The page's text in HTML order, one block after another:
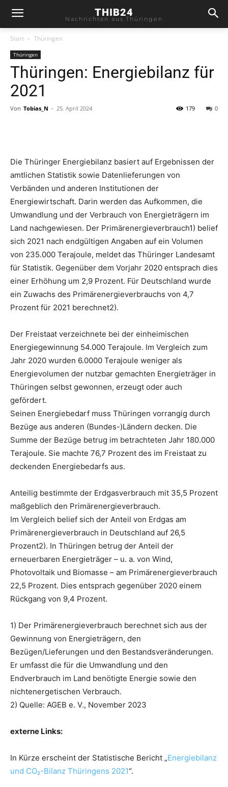
THIB24
Nachrichten aus Thüringen
Start Thüringen
Thüringen
Thüringen: Energiebilanz für
2021
Von Tobias_N - 25. April 2024 0
179
Die Thüringer Energiebilanz basiert auf Ergebnissen der
amtlichen Statistik sowie Datenlieferungen von
Verbänden und anderen Institutionen der
Energiewirtschaft. Darin werden das Aufkommen, die
Umwandlung und der Verbrauch von Energieträgern im
Land nachgewiesen. Der Primärenergieverbrauch1) belief
sich 2021 nach endgültigen Angaben auf ein Volumen
von 235.000 Terajoule, meldet das Thüringer Landesamt
für Statistik. Gegenüber dem Vorjahr 2020 entsprach dies
einer Erhöhung um 2,9 Prozent. Für Deutschland wurde
ein Zuwachs des Primärenergieverbrauchs von 4,7
Prozent für 2021 berechnet2).
Der Freistaat verzeichnete bei der einheimischen
Energiegewinnung 54.000 Terajoule. Im Vergleich zum
Jahr 2020 wurden 6.0000 Terajoule weniger als
Energievolumen der nutzbar gemachten Energieträger in
Thüringen selbst gewonnen, erzeugt oder auch
gefördert.
Seinen Energiebedarf muss Thüringen vorrangig durch
Bezüge aus anderen (Bundes-)Ländern decken. Die
Summe der Bezüge betrug im betrachteten Jahr 180.000
Terajoule. Sie machte 76,7 Prozent des im Freistaat zu
deckenden Energiebedarfs aus.
Anteilig bestimmte der Erdgasverbrauch mit 35,5 Prozent
maßgeblich den Primärenergieverbrauch.
Im Vergleich belief sich der Anteil von Erdgas am
Primärenergieverbrauch in Deutschland auf 26,5
Prozent2). In Thüringen betrug der Anteil der
erneuerbaren Energieträger – u. a. von Wind,
Photovoltaik und Biomasse – am Primärenergieverbrauch
22,5 Prozent. Dies entsprach gegenüber 2020 einem
Rückgang von 9,4 Prozent.
1) Der Primärenergieverbrauch berechnet sich aus der
Gewinnung von Energieträgern, den
Bezügen/Lieferungen und den Bestandsveränderungen.
Er umfasst die für die Umwandlung und den
Endverbrauch im Land benötigte Energie sowie den
nichtenergetischen Verbrauch.
2) Quelle: AGEB e. V., November 2023
externe Links:
In Kürze erscheint der Statistische Bericht „Energiebilanz
und CO₂-Bilanz Thüringens 2021“.